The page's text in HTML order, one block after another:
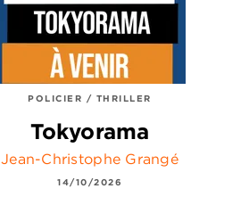
POLICIER / THRILLER
Tokyorama
Jean-Christophe Grangé
14/10/2026